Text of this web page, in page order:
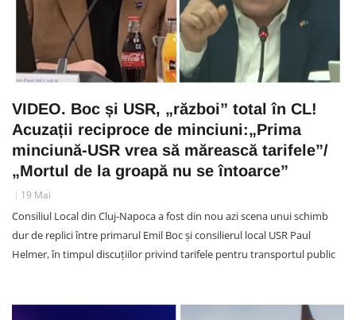
VIDEO. Boc și USR, „război” total în CL!
Acuzații reciproce de minciuni:„Prima
minciună-USR vrea să mărească tarifele”/
„Mortul de la groapă nu se întoarce”
19 Mai
Consiliul Local din Cluj-Napoca a fost din nou azi scena unui schimb
dur de replici între primarul Emil Boc și consilierul local USR Paul
Helmer, în timpul discuțiilor privind tarifele pentru transportul public